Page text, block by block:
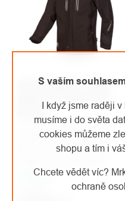
S vaším
I když jsme raději
musíme i do světa
cookies můžeme
shopu a tím i
Chcete vědět víc?
ochraně
Sip Protection 1SWS
pracovní bunda Fuyu
Skladem
Softshelová pracovní
bunda s odnímatelnými
velikosti S - XXL.